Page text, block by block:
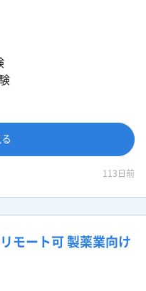
113日前
モート可 製薬業向け